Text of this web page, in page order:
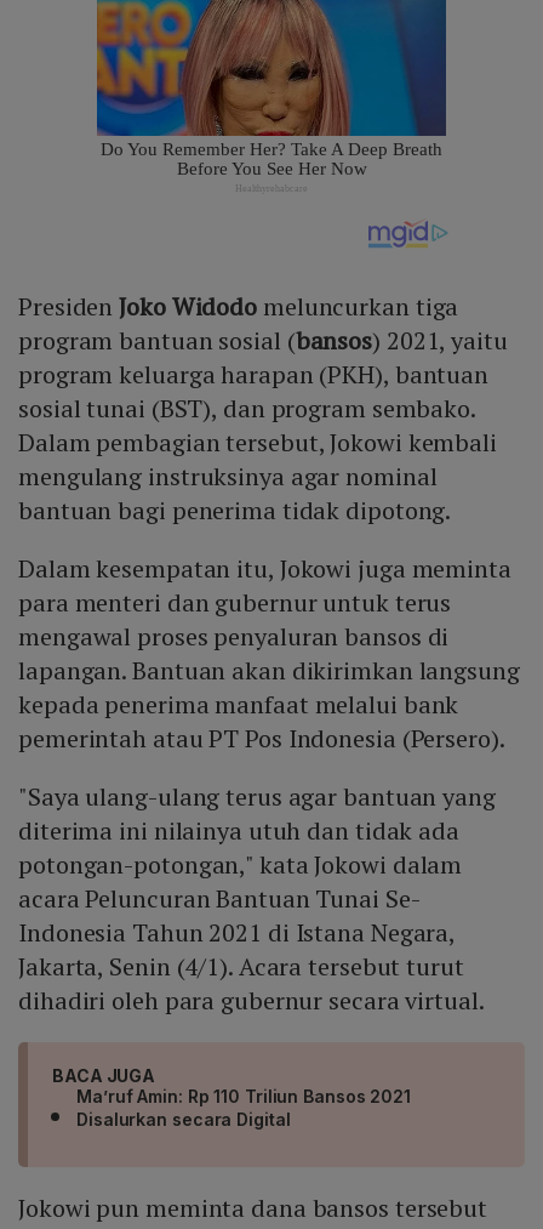
PresidenJoko Widodo meluncurkan tiga
program bantuan sosial (bansos) 2021, yaitu
program keluarga harapan (PKH), bantuan
sosial tunai (BST), dan program sembako.
Dalam pembagian tersebut, Jokowi kembali
mengulang instruksinya agar nominal
bantuan bagi penerima tidak dipotong.
Dalam kesempatan itu, Jokowi juga meminta
para menteri dan gubernur untuk terus
mengawal proses penyaluran bansos di
lapangan. Bantuan akan dikirimkan langsung
kepada penerima manfaat melalui bank
pemerintah atau PT Pos Indonesia (Persero).
"Saya ulang-ulang terus agar bantuan yang
diterima ini nilainya utuh dan tidak ada
potongan-potongan," kata Jokowi dalam
acara Peluncuran Bantuan Tunai Se-
Indonesia Tahun 2021 di Istana Negara,
Jakarta, Senin (4/1). Acara tersebut turut
dihadiri oleh para gubernur secara virtual.
BACA JUGA
Ma’ruf Amin: Rp 110 Triliun Bansos 2021
Disalurkan secara Digital
Jokowi pun meminta dana bansos tersebut